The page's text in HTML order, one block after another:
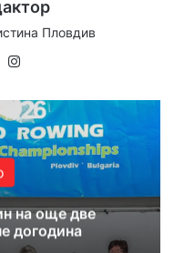
Пловдив
YouTube
на още две
догодина